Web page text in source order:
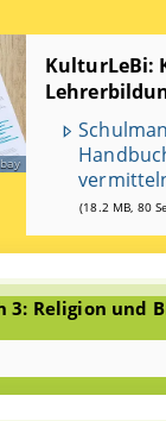
KulturLeBi:
(18.2 MB, 80
3: Religion und